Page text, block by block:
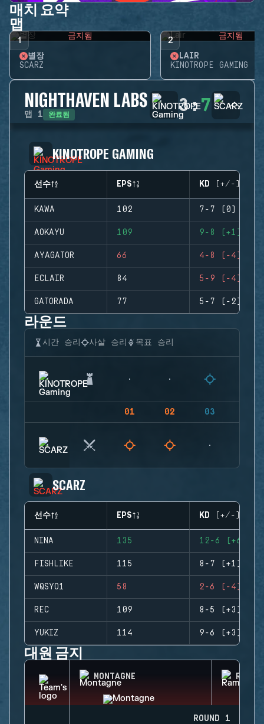
매치 요약
맵
1 금지됨
별장
SCARZ
2 금지됨
LAIR
KINOTROPE GAMING
NIGHTHAVEN LABS
맵 1 완료됨 3:7
KINOTROPE GAMING
선수 EPS KD (+/-)
KAWA 102 7-7 (0)
AOKAYU 109 9-8 (+1)
AYAGATOR 66 4-8 (-4)
ECLAIR 84 5-9 (-4)
GATORADA 77 5-7 (-2)
라운드
시간 승리 사살 승리 목표 승리
01 02 03
SCARZ
선수 EPS KD (+/-)
NINA 135 12-6 (+6)
FISHLIKE 115 8-7 (+1)
WQSYO1 58 2-6 (-4)
REC 109 8-5 (+3)
YUKIZ 114 9-6 (+3)
대원 금지
MONTAGNE RAM
ROUND 1